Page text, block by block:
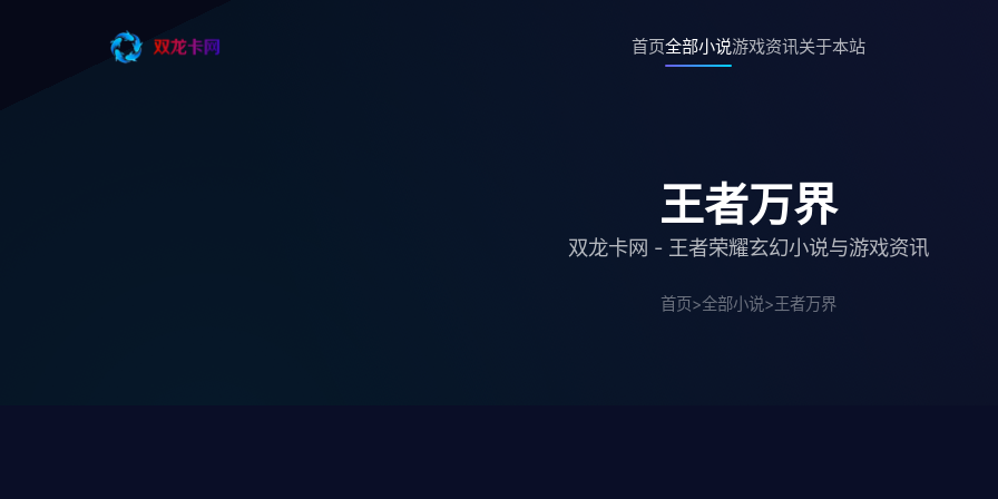
首页全部小说游戏资讯关于本站
王者万界
双龙卡网 - 王者荣耀玄幻小说与游戏资讯
首页>全部小说>王者万界